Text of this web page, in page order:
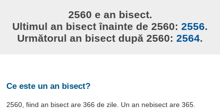
2560 e an bisect.
Ultimul an bisect înainte de 2560: 2556.
Următorul an bisect după 2560: 2564.
Ce este un an bisect?
2560, fiind an bisect are 366 de zile. Un an nebisect are 365.